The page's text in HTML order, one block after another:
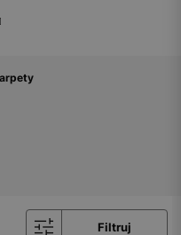
Filtruj